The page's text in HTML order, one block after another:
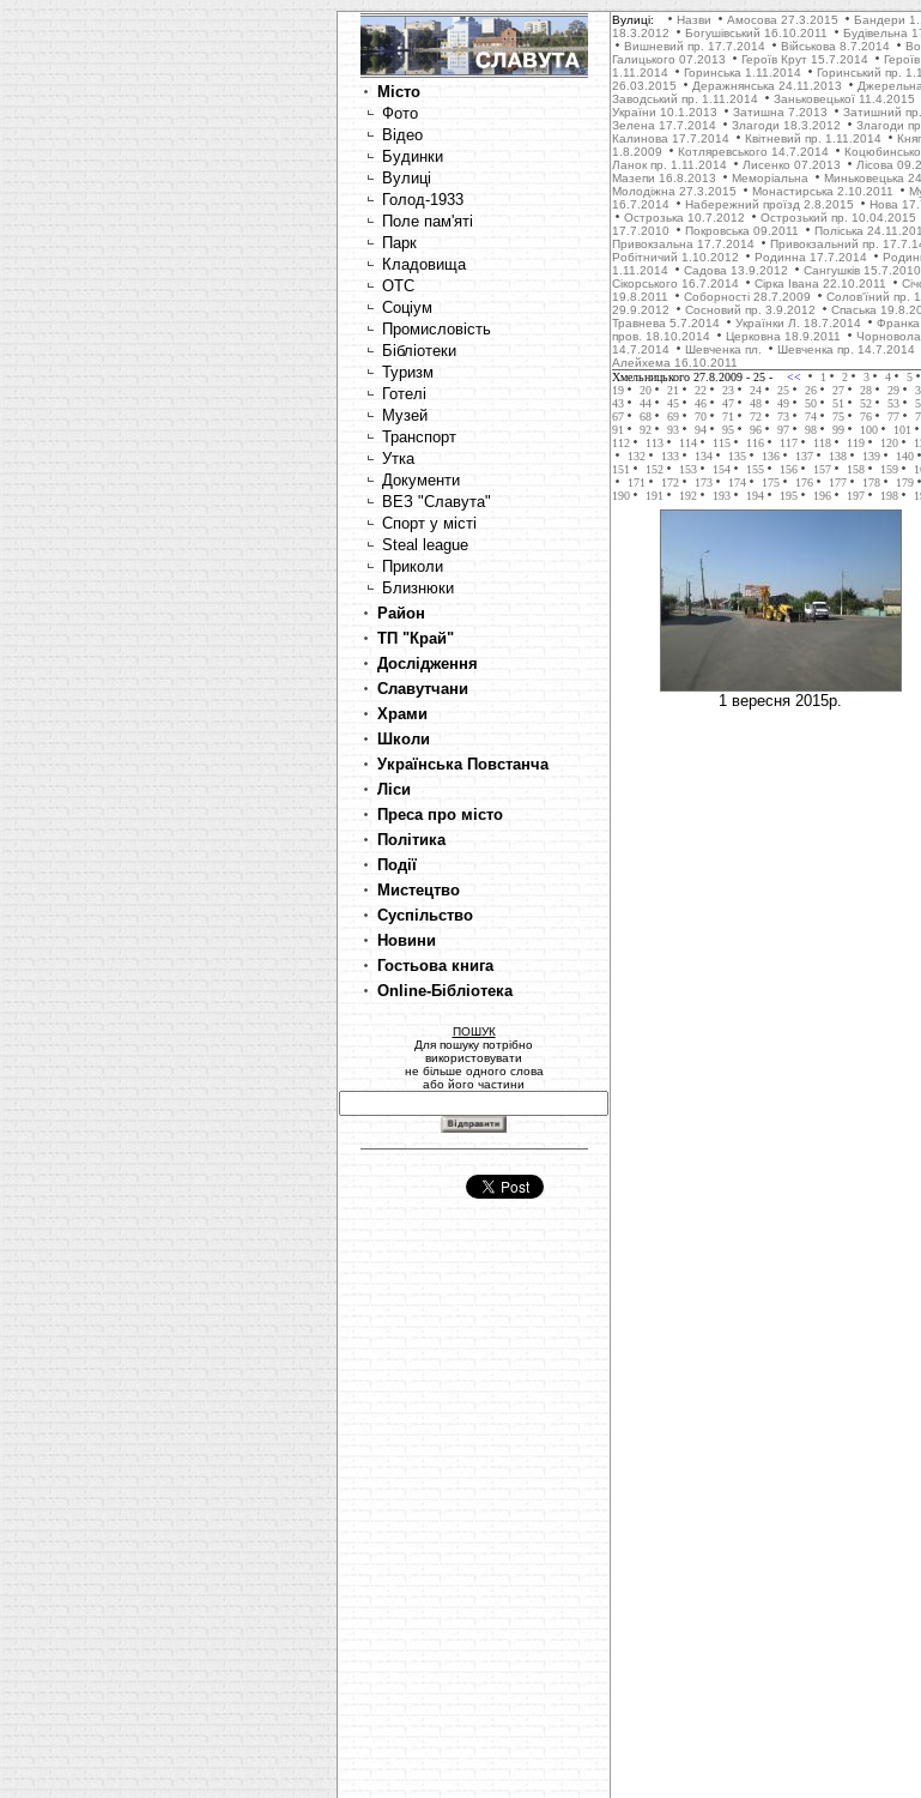
Місто
Фото
Відео
Будинки
Вулиці
Голод-1933
Поле пам'яті
Парк
Кладовища
OTC
Соціум
Промисловість
Бібліотеки
Туризм
Готелі
Музей
Транспорт
Утка
Документи
ВЕЗ "Славута"
Спорт у місті
Steal league
Приколи
Близнюки
Район
ТП "Край"
Дослідження
Славутчани
Храми
Школи
Українська Повстанча
Ліси
Преса про місто
Політика
Події
Мистецтво
Суспільство
Новини
Гостьова книга
Online-Бібліотека
ПОШУК
Для пошуку потрібно
використовувати
не більше одного слова
або його частини
Вулиці: Назви Амосова 27.3.2015 Бандери
18.3.2012
Богушівський 16.10.2011 Будівельна
Вишневий пр. 17.7.2014
Військова 8.7.2014
Галицького 07.2013
Героїв Крут 15.7.2014
1.11.2014
Горинська 1.11.2014 Горинський пр.
26.03.2015
Деражнянська 24.11.2013
Заводський пр. 1.11.2014
Заньковецької 11.4.2015
України 10.1.2013
Затишна 7.2013 Затишний
Зелена 17.7.2014
Злагоди 18.3.2012 Злагоди
Калинова 17.7.2014
Квітневий пр. 1.11.2014
1.8.2009
Котляревського 14.7.2014
Ланок пр. 1.11.2014
Лисенко 07.2013 Лісова
Мазепи 16.8.2013
Меморіальна Миньковецька
Молодіжна 27.3.2015
Монастирська 2.10.2011
16.7.2014
Набережний проїзд 2.8.2015 Нова
Острозька 10.7.2012
Острозький пр. 10.04.2015
17.7.2010
Покровська 09.2011 Поліська
Привокзальна 17.7.2014
Привокзальний пр.
Робітничий 1.10.2012
Родинна 17.7.2014
1.11.2014
Садова 13.9.2012 Сангушків 15.7.2010
Сікорського 16.7.2014
Сірка Івана 22.10.2011
19.8.2011
Соборності 28.7.2009 Солов'їний пр.
29.9.2012
Cосновий пр. 3.9.2012 Cпаська
Травнева 5.7.2014
Українки Л. 18.7.2014
пров. 18.10.2014
Церковна 18.9.2011
14.7.2014
Шевченка пл. Шевченка пр. 14.7.2014
Алейхема 16.10.2011
Хмельницького 27.8.2009 - 25 - << 1 2 3 4 5
19
20 21 22 23 24 25 26 27 28 29
43
44 45 46 47 48 49 50 51 52 53
67
68 69 70 71 72 73 74 75 76 77
91
92 93 94 95 96 97 98 99 100 101
112
113 114 115 116 117 118 119 120
132
133 134 135 136 137 138 139 140
151
152 153 154 155 156 157 158 159
171
172 173 174 175 176 177 178 179
190
191 192 193 194 195 196 197 198
1 вересня 2015р.